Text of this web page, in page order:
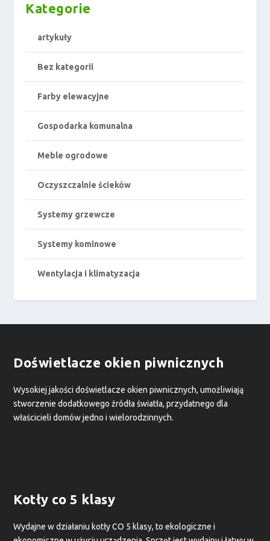
Kategorie
artykuły
Bez kategorii
Farby elewacyjne
Gospodarka komunalna
Meble ogrodowe
Oczyszczalnie ścieków
Systemy grzewcze
Systemy kominowe
Wentylacja i klimatyzacja
Doświetlacze okien piwnicznych
Wysokiej jakości doświetlacze okien piwnicznych, umożliwiają
stworzenie dodatkowego źródła światła, przydatnego dla
właścicieli domów jedno i wielorodzinnych.
Kotły co 5 klasy
Wydajne w działaniu kotły CO 5 klasy, to ekologiczne i